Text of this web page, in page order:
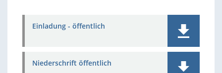
Einladung - öffentlich
Niederschrift öffentlich